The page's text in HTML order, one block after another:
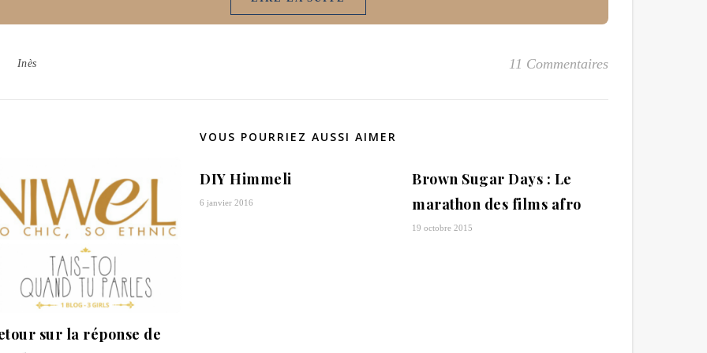
Inès 11 Commentaires
VOUS POURRIEZ AUSSI AIMER
sur la réponse de
DIY Himmeli
6 janvier 2016
Brown Sugar Days : Le
marathon des films afro
19 octobre 2015